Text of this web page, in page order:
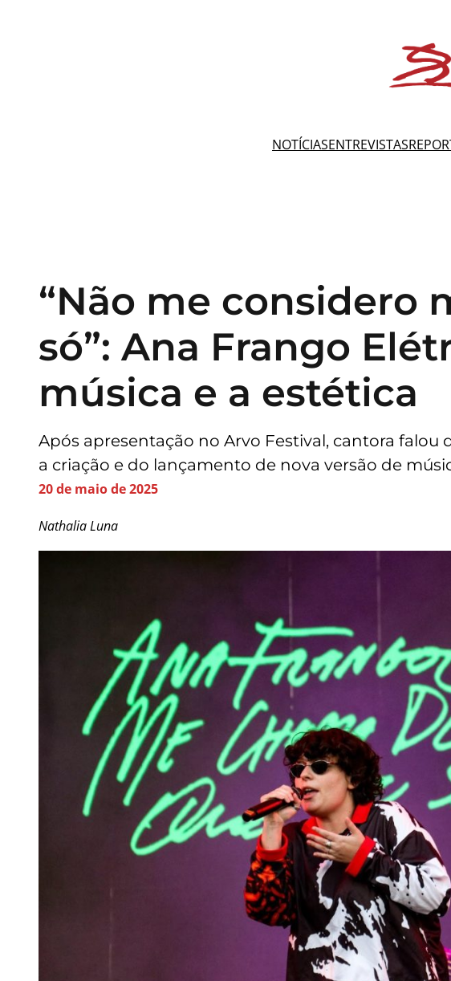
NOTÍCIASENTREVISTAS
“Não me considero
só”: Ana Frango
música e a estética
Após apresentação no Arvo Festival, cantora falou
a criação e do lançamento de nova versão de
20 de maio de 2025
Nathalia Luna